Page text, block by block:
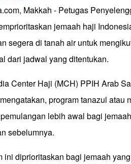
Makkah - Petugas
jemaah haji
segera di tanah air untuk
dari jadwal yang ditentukan.
Center Haji (MCH) PPIH Arab
program tanazul atau
lebih awal bagi
sebelumnya.
ini diprioritaskan bagi jemaah